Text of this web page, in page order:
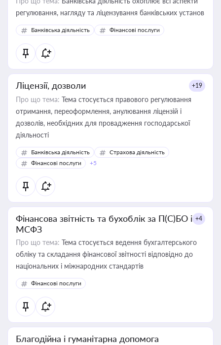
регулювання, нагляду та ліцензування банківських установ
Банківська діяльність Фінансові послуги
Ліцензії, дозволи +19
Про що тема: Тема стосується правового регулювання
отримання, переоформлення, анулювання ліцензій і
дозволів, необхідних для провадження господарської
діяльності
Банківська діяльність
Страхова діяльність
Фінансові послуги
+5
Фінансова звітність та бухоблік за П(С)БО і
МСФЗ
+4
Про що тема: Тема стосується ведення бухгалтерського
обліку та складання фінансової звітності відповідно до
національних і міжнародних стандартів
Фінансові послуги
Благодійна і гуманітарна допомога